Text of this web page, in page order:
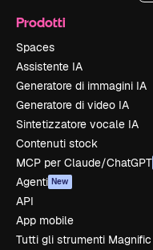
Prodotti
Spaces
Assistente IA
Generatore di immagini IA
Generatore di video IA
Sintetizzatore vocale IA
Contenuti stock
MCP per Claude/ChatGPT
Agenti New
API
App mobile
Tutti gli strumenti Magnific